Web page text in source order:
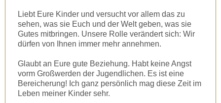
Liebt Eure Kinder und versucht vor allem das zu
sehen, was sie Euch und der Welt geben, was sie
Gutes mitbringen. Unsere Rolle verändert sich: Wir
dürfen von Ihnen immer mehr annehmen.
Glaubt an Eure gute Beziehung. Habt keine Angst
vorm Großwerden der Jugendlichen. Es ist eine
Bereicherung! Ich ganz persönlich mag diese Zeit im
Leben meiner Kinder sehr.